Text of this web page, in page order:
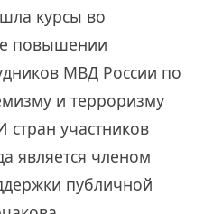
курсы во
повышении
МВД России по
и терроризму
стран участников
является членом
публичной